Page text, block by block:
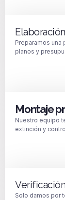
Preparamos una
planos y
Montaje
Nuestro equipo
extinción y
Solo damos por